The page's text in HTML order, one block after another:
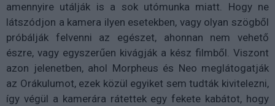
amennyire utálják is a sok utómunka miatt. Hogy ne
látszódjon a kamera ilyen esetekben, vagy olyan szögből
próbálják felvenni az egészet, ahonnan nem vehető
észre, vagy egyszerűen kivágják a kész filmből. Viszont
azon jelenetben, ahol Morpheus és Neo meglátogatják
az Orákulumot, ezek közül egyiket sem tudták kivitelezni,
így végül a kamerára rátettek egy fekete kabátot, hogy